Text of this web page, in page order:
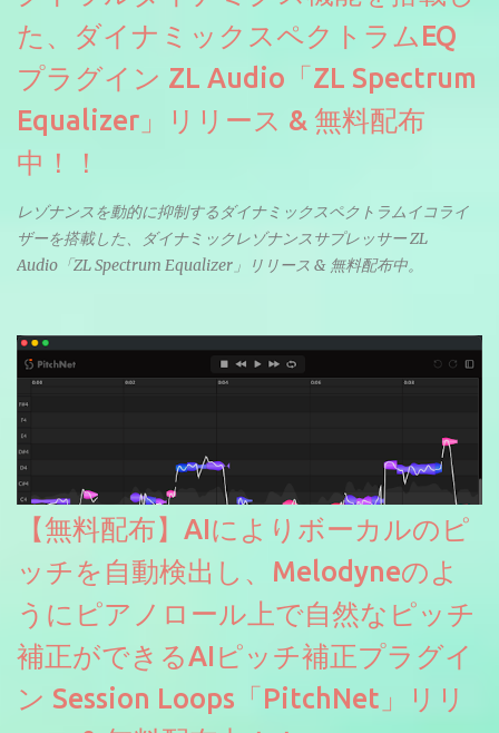
た、ダイナミックスペクトラムEQ
プラグイン ZL Audio「ZL Spectrum
Equalizer」リリース & 無料配布
中！！
レゾナンスを動的に抑制するダイナミックスペクトラムイコライ
ザーを搭載した、ダイナミックレゾナンスサプレッサー ZL
Audio「ZL Spectrum Equalizer」リリース & 無料配布中。
【無料配布】AIによりボーカルのピ
ッチを自動検出し、Melodyneのよ
うにピアノロール上で自然なピッチ
補正ができるAIピッチ補正プラグイ
ン Session Loops「PitchNet」リリ